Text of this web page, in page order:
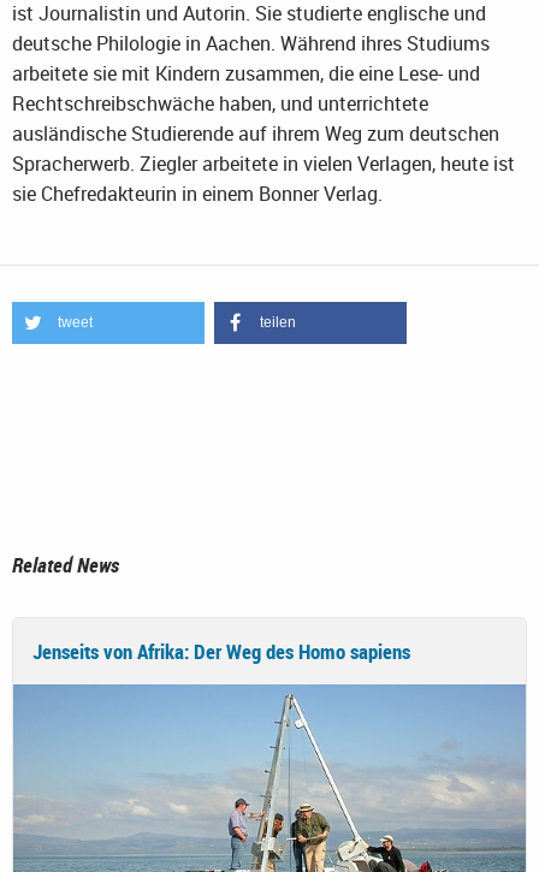
ist Journalistin und Autorin. Sie studierte englische und
deutsche Philologie in Aachen. Während ihres Studiums
arbeitete sie mit Kindern zusammen, die eine Lese- und
Rechtschreibschwäche haben, und unterrichtete
ausländische Studierende auf ihrem Weg zum deutschen
Spracherwerb. Ziegler arbeitete in vielen Verlagen, heute ist
sie Chefredakteurin in einem Bonner Verlag.
tweet teilen
Related News
Jenseits von Afrika: Der Weg des Homo sapiens